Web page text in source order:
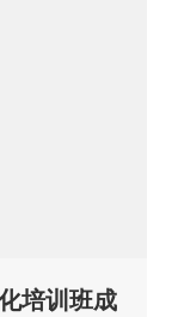
培训班成